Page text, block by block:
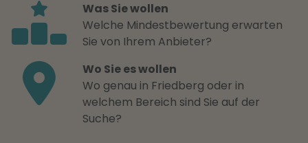
Was Sie wollen
Welche Mindestbewertung erwarten
Sie von Ihrem Anbieter?
Wo Sie es wollen
Wo genau in Friedberg oder in
welchem Bereich sind Sie auf der
Suche?